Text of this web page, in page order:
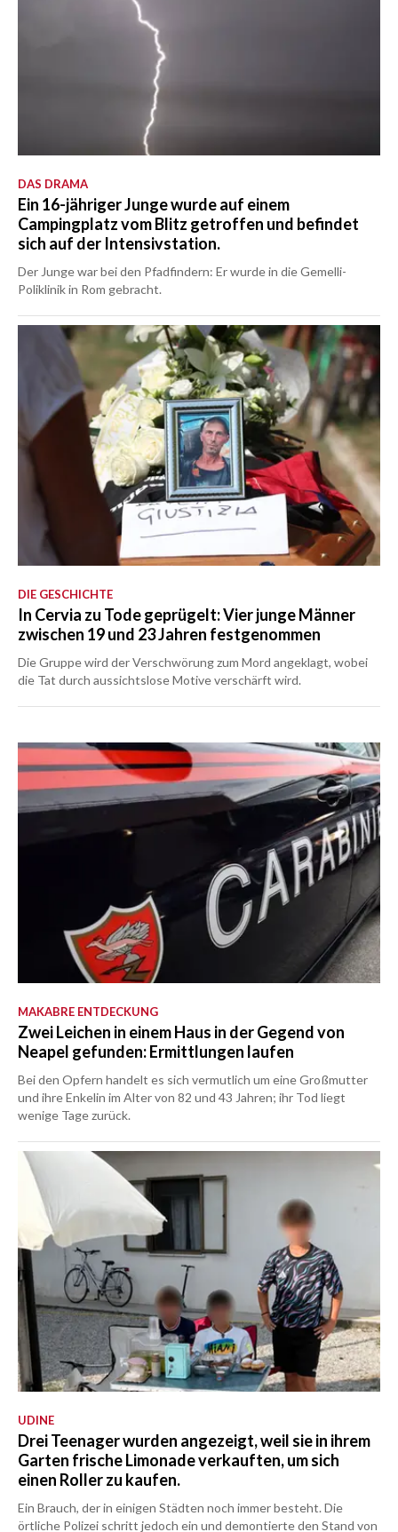
DAS DRAMA
Ein 16-jähriger Junge wurde auf einem
Campingplatz vom Blitz getroffen und befindet
sich auf der Intensivstation.
Der Junge war bei den Pfadfindern: Er wurde in die Gemelli-
Poliklinik in Rom gebracht.
DIE GESCHICHTE
In Cervia zu Tode geprügelt: Vier junge Männer
zwischen 19 und 23 Jahren festgenommen
Die Gruppe wird der Verschwörung zum Mord angeklagt, wobei
die Tat durch aussichtslose Motive verschärft wird.
MAKABRE ENTDECKUNG
Zwei Leichen in einem Haus in der Gegend von
Neapel gefunden: Ermittlungen laufen
Bei den Opfern handelt es sich vermutlich um eine Großmutter
und ihre Enkelin im Alter von 82 und 43 Jahren; ihr Tod liegt
wenige Tage zurück.
UDINE
Drei Teenager wurden angezeigt, weil sie in ihrem
Garten frische Limonade verkauften, um sich
einen Roller zu kaufen.
Ein Brauch, der in einigen Städten noch immer besteht. Die
örtliche Polizei schritt jedoch ein und demontierte den Stand von